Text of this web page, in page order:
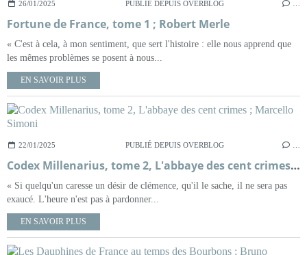
26/01/2025 PUBLIÉ DEPUIS OVERBLOG
Fortune de France, tome 1 ; Robert Merle
« C'est à cela, à mon sentiment, que sert l'histoire : elle nous apprend que
les mêmes problèmes se posent à nous...
EN SAVOIR PLUS
22/01/2025 PUBLIÉ DEPUIS OVERBLOG
Codex Millenarius, tome 2, L'abbaye des cent crimes ; Marcello Simoni
« Si quelqu'un caresse un désir de clémence, qu'il le sache, il ne sera pas
exaucé. L'heure n'est pas à pardonner...
EN SAVOIR PLUS